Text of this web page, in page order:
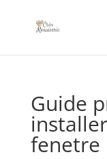
Guide
fenetre